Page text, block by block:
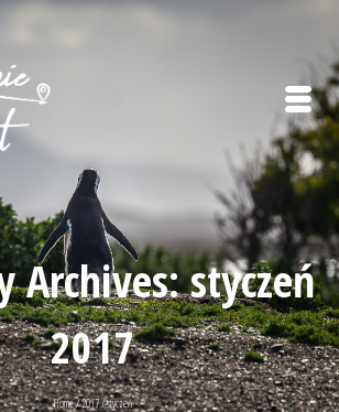
Archives: styczeń
2017
Home/2017/styczeń